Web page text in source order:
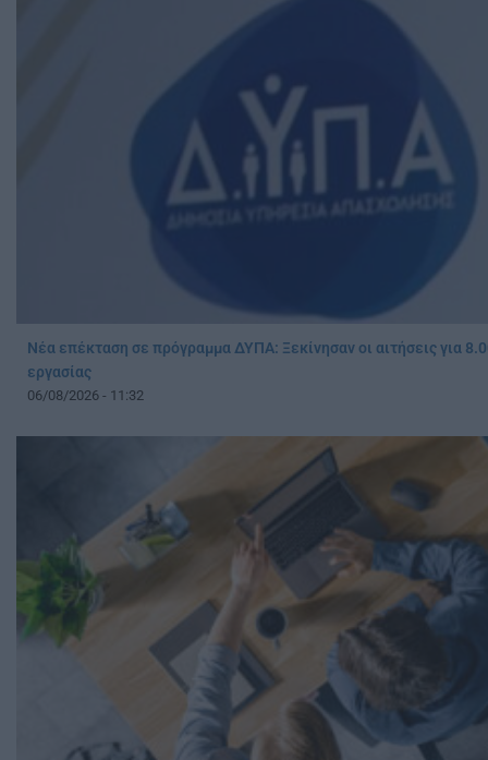
Νέα επέκταση σε πρόγραμμα ΔΥΠΑ: Ξεκίνησαν οι αιτήσεις για
εργασίας
06/08/2026 - 11:32